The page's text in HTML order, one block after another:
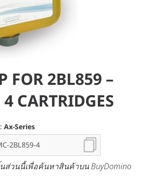
FOR 2BL859 –
CARTRIDGES
Ax-Series
ส่วนนี้เพื่อค้นหาสินค้าบน BuyDomino